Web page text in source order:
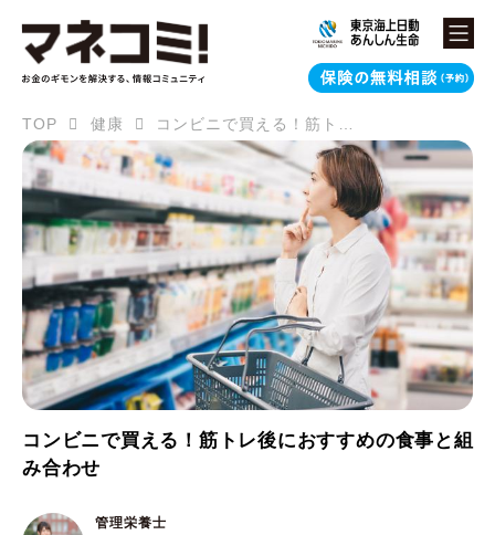
TOP 健康 コンビニで買える！筋トレ後におすすめの食事と組み合わせ
コンビニで買える！筋トレ後におすすめの食事と組
み合わせ
管理栄養士